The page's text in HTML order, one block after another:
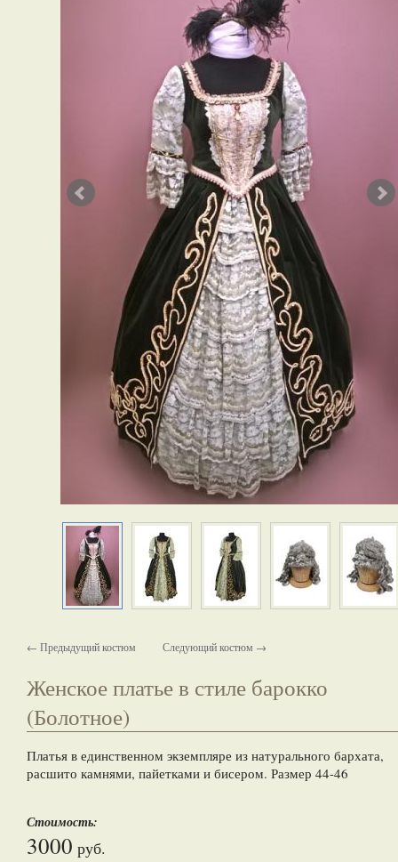
← Предыдущий костюм Следующий костюм →
Женское платье в стиле барокко
(Болотное)
Платья в единственном экземпляре из натурального бархата,
расшито камнями, пайетками и бисером. Размер 44-46
Стоимость:
3000 руб.